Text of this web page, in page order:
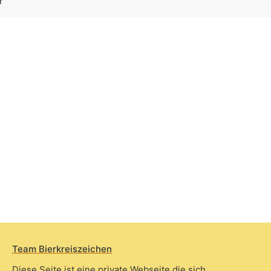
Team Bierkreiszeichen